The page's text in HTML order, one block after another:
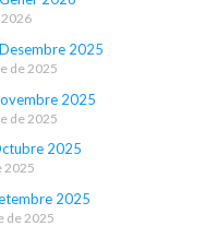
2025
de 2025
2025
de 2025
2025
2025
2025
de 2025